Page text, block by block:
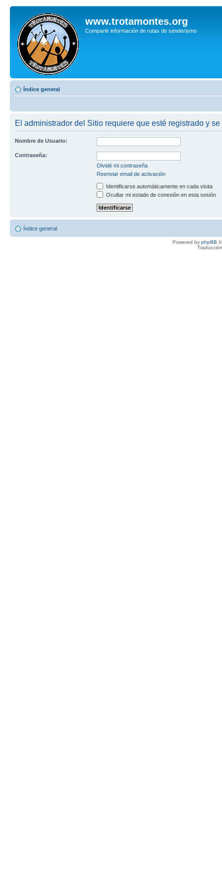
www.trotamontes.org
Compartir información de rutas de senderismo
Índice general
El administrador del Sitio requiere que esté registrado y
Nombre de Usuario:
Contraseña:
Olvidé mi contraseña
Reenviar email de activación
Identificarse automáticamente en cada visita
Ocultar mi estado de conexión en esta sesión
Índice general
Powered by phpBB